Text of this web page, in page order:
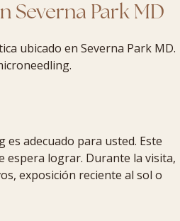
Severna Park MD
ubicado en Severna Park MD.
adecuado para usted. Este
espera lograr. Durante la visita,
exposición reciente al sol o